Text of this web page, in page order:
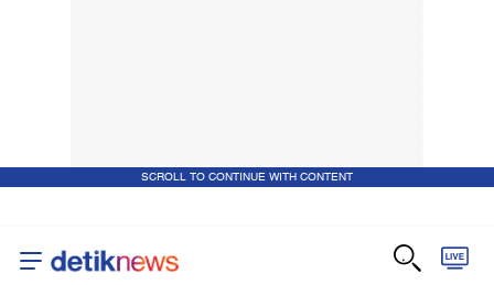
SCROLL TO CONTINUE WITH CONTENT